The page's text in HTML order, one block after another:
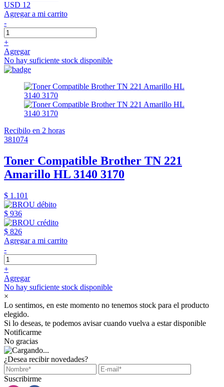
USD 12
Agregar a mi carrito
-
+
Agregar
No hay suficiente stock disponible
Recibilo en 2 horas
381074
Toner Compatible Brother TN 221
Amarillo HL 3140 3170
$ 1.101
$ 936
$ 826
Agregar a mi carrito
-
+
Agregar
No hay suficiente stock disponible
×
Lo sentimos, en este momento no tenemos stock para el producto
elegido.
Si lo deseas, te podemos avisar cuando vuelva a estar disponible
Notificarme
No gracias
¿Desea recibir novedades?
Suscribirme